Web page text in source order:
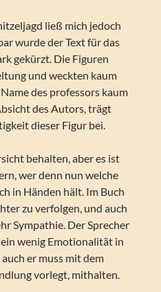
ließ mich jedoch
wurde der Text für das
gekürzt. Die Figuren
und weckten kaum
des professors kaum
des Autors, trägt
dieser Figur bei.
behalten, aber es ist
wer denn nun welche
in Händen hält. Im Buch
zu verfolgen, und auch
Sympathie. Der Sprecher
wenig Emotionalität in
er muss mit dem
vorlegt, mithalten.